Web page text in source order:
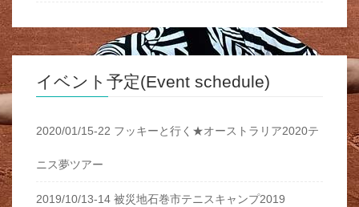
イベント予定(Event schedule)
2020/01/15-22 フッキーと行く★オーストラリア2020テ
ニス夢ツアー
2019/10/13-14 被災地石巻市テニスキャンプ2019